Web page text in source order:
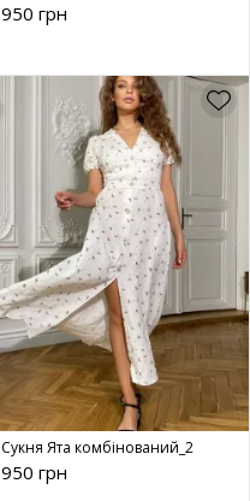
950 грн
Сукня Ята комбінований_2
950 грн